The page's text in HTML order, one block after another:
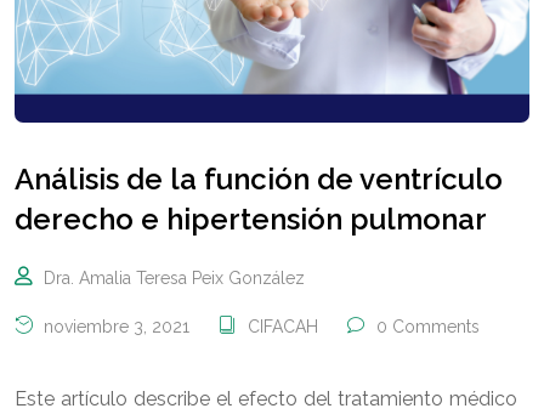
Análisis de la función de ventrículo
derecho e hipertensión pulmonar
Dra. Amalia Teresa Peix González
noviembre 3, 2021 CIFACAH 0 Comments
Este artículo describe el efecto del tratamiento médico